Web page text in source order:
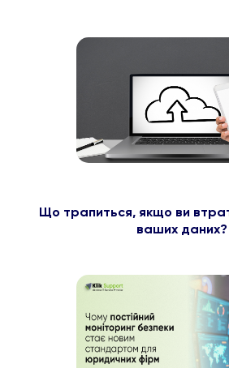
Що трапиться, якщо ви
ваших даних?